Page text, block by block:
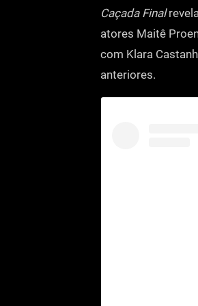
Caçada Final
atores Maitê
com Klara
anteriores.